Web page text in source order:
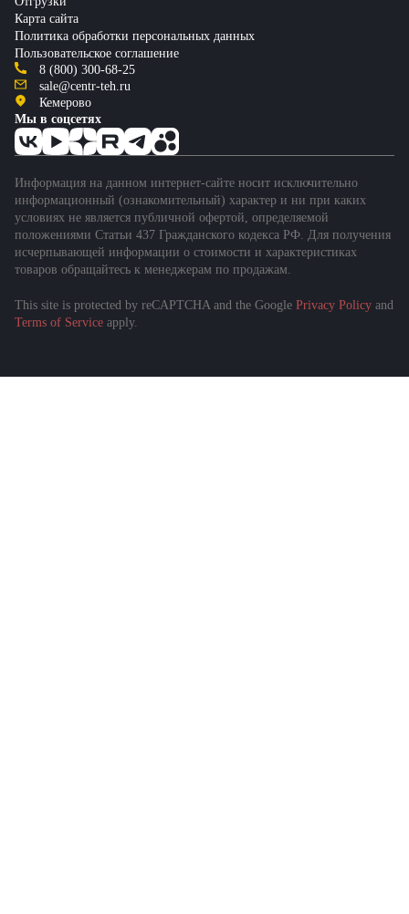
Карта сайта
Политика обработки персональных данных
Пользовательское соглашение
8 (800) 300-68-25
sale@centr-teh.ru
Кемерово
Мы в соцсетях
Информация на данном интернет-сайте носит исключительно
информационный (ознакомительный) характер и ни при каких
условиях не является публичной офертой, определяемой
положениями Статьи 437 Гражданского кодекса РФ. Для получения
исчерпывающей информации о стоимости и характеристиках
товаров обращайтесь к менеджерам по продажам.
This site is protected by reCAPTCHA and the Google Privacy Policy and
Terms of Service apply.